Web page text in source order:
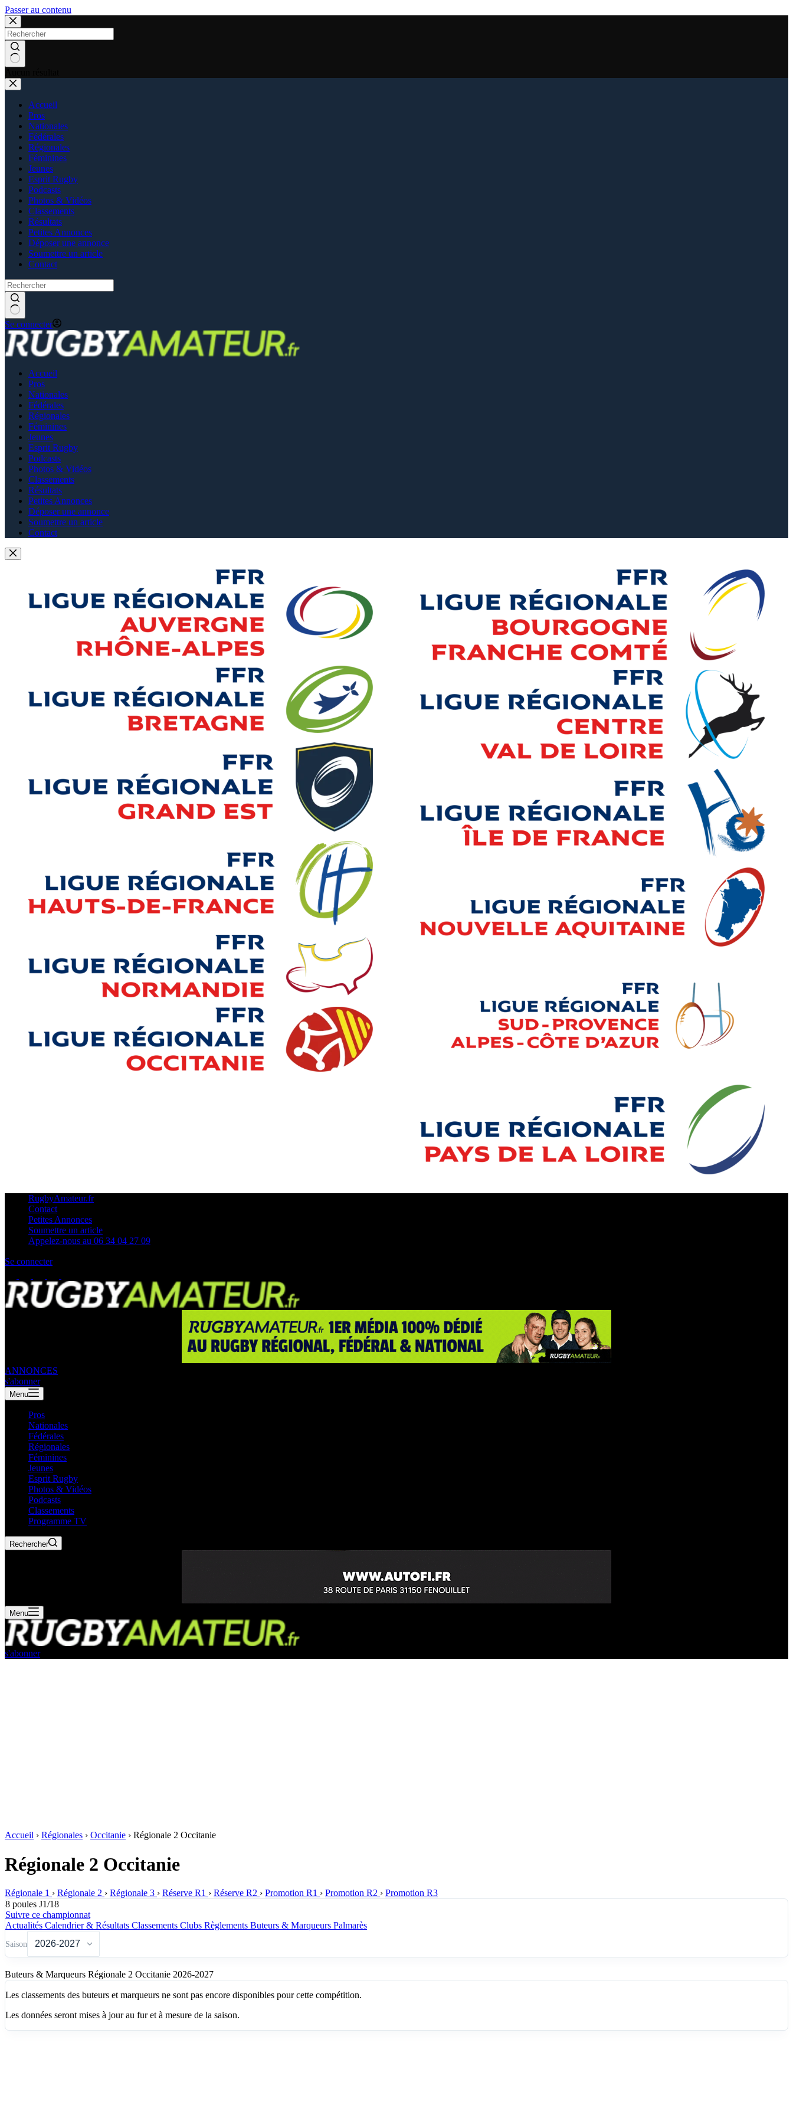
Passer au contenu
Accueil
Pros
Nationales
Fédérales
Régionales
Féminines
Jeunes
Esprit Rugby
Podcasts
Photos & Vidéos
Classements
Résultats
Petites Annonces
Déposer une annonce
Soumettre un article
Contact
Se connecter
Accueil
Pros
Nationales
Fédérales
Régionales
Féminines
Jeunes
Esprit Rugby
Podcasts
Photos & Vidéos
Classements
Résultats
Petites Annonces
Déposer une annonce
Soumettre un article
Contact
RugbyAmateur.fr
Contact
Petites Annonces
Soumettre un article
Appelez-nous au 06 34 04 27 09
Se connecter
ANNONCES
s'abonner
Menu
Pros
Nationales
Fédérales
Régionales
Féminines
Jeunes
Esprit Rugby
Photos & Vidéos
Podcasts
Classements
Programme TV
Rechercher
Menu
s'abonner
Accueil › Régionales › Occitanie › Régionale 2 Occitanie
Régionale 2 Occitanie
Régionale 1 › Régionale 2 › Régionale 3 › Réserve R1 › Réserve R2 › Promotion R1 › Promotion R2 › Promotion R3
8 poules J1/18
Suivre ce championnat
Actualités Calendrier & Résultats Classements Clubs Règlements Buteurs & Marqueurs Palmarès
Saison
Buteurs & Marqueurs Régionale 2 Occitanie 2026-2027
Les classements des buteurs et marqueurs ne sont pas encore disponibles pour cette compétition.
Les données seront mises à jour au fur et à mesure de la saison.